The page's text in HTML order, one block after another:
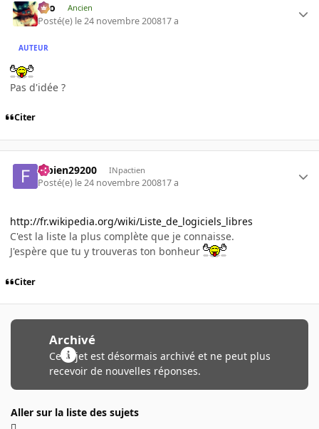
eYo Ancien
Posté(e) le 24 novembre 200817 a
AUTEUR
Pas d'idée ?
Citer
fabien29200 INpactien
Posté(e) le 24 novembre 200817 a
http://fr.wikipedia.org/wiki/Liste_de_logiciels_libres
C'est la liste la plus complète que je connaisse.
J'espère que tu y trouveras ton bonheur
Citer
Archivé
Ce sujet est désormais archivé et ne peut plus
recevoir de nouvelles réponses.
Aller sur la liste des sujets